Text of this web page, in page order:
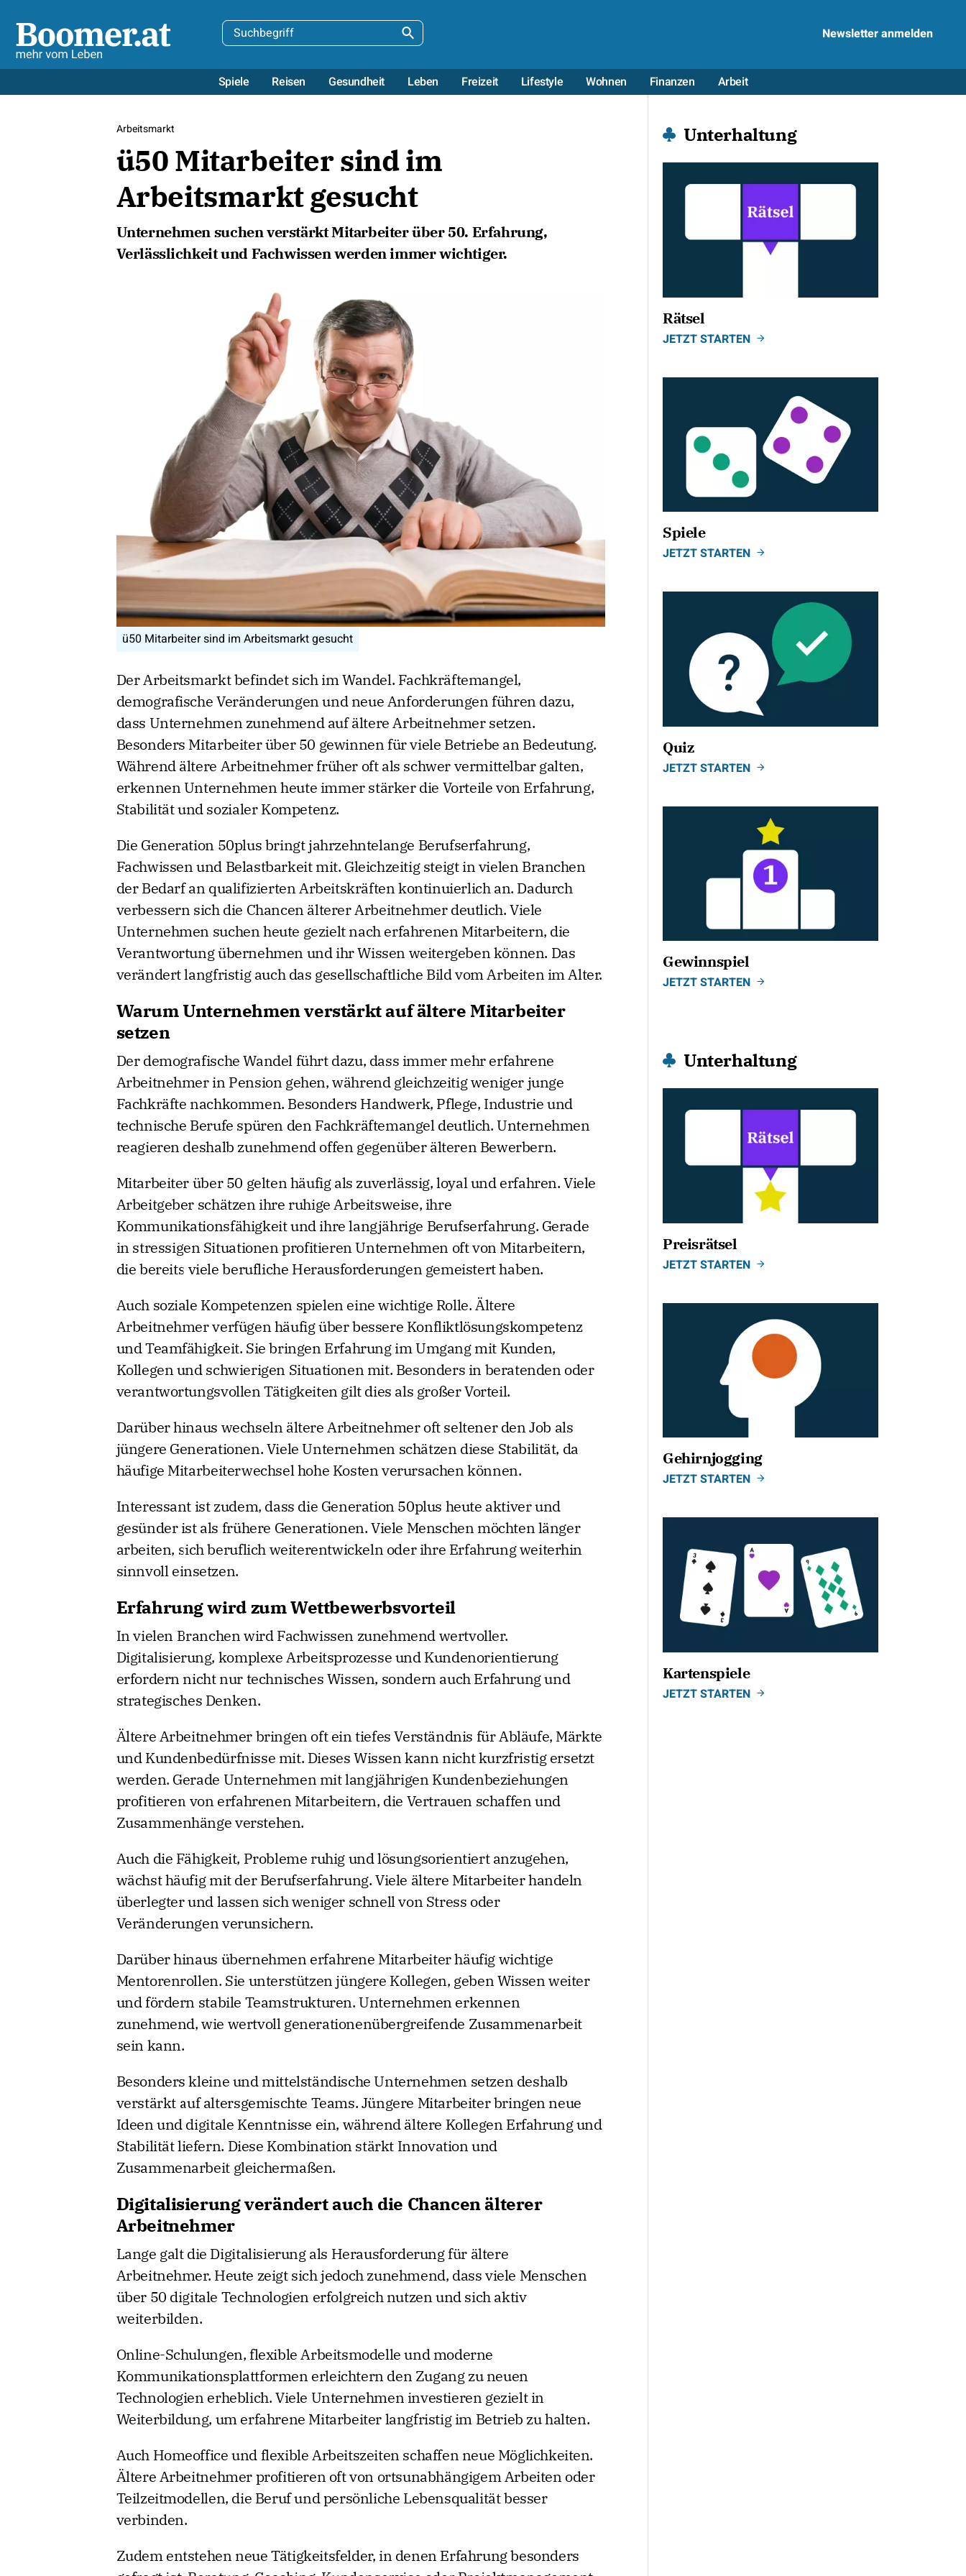
Newsletter anmelden
Spiele Reisen Gesundheit Leben Freizeit Lifestyle Wohnen Finanzen Arbeit
Arbeitsmarkt
ü50 Mitarbeiter sind im
Arbeitsmarkt gesucht
Unternehmen suchen verstärkt Mitarbeiter über 50. Erfahrung,
Verlässlichkeit und Fachwissen werden immer wichtiger.
ü50 Mitarbeiter sind im Arbeitsmarkt gesucht
Der Arbeitsmarkt befindet sich im Wandel. Fachkräftemangel,
demografische Veränderungen und neue Anforderungen führen dazu,
dass Unternehmen zunehmend auf ältere Arbeitnehmer setzen.
Besonders Mitarbeiter über 50 gewinnen für viele Betriebe an Bedeutung.
Während ältere Arbeitnehmer früher oft als schwer vermittelbar galten,
erkennen Unternehmen heute immer stärker die Vorteile von Erfahrung,
Stabilität und sozialer Kompetenz.
Die Generation 50plus bringt jahrzehntelange Berufserfahrung,
Fachwissen und Belastbarkeit mit. Gleichzeitig steigt in vielen Branchen
der Bedarf an qualifizierten Arbeitskräften kontinuierlich an. Dadurch
verbessern sich die Chancen älterer Arbeitnehmer deutlich. Viele
Unternehmen suchen heute gezielt nach erfahrenen Mitarbeitern, die
Verantwortung übernehmen und ihr Wissen weitergeben können. Das
verändert langfristig auch das gesellschaftliche Bild vom Arbeiten im Alter.
Warum Unternehmen verstärkt auf ältere Mitarbeiter
setzen
Der demografische Wandel führt dazu, dass immer mehr erfahrene
Arbeitnehmer in Pension gehen, während gleichzeitig weniger junge
Fachkräfte nachkommen. Besonders Handwerk, Pflege, Industrie und
technische Berufe spüren den Fachkräftemangel deutlich. Unternehmen
reagieren deshalb zunehmend offen gegenüber älteren Bewerbern.
Mitarbeiter über 50 gelten häufig als zuverlässig, loyal und erfahren. Viele
Arbeitgeber schätzen ihre ruhige Arbeitsweise, ihre
Kommunikationsfähigkeit und ihre langjährige Berufserfahrung. Gerade
in stressigen Situationen profitieren Unternehmen oft von Mitarbeitern,
die bereits viele berufliche Herausforderungen gemeistert haben.
Auch soziale Kompetenzen spielen eine wichtige Rolle. Ältere
Arbeitnehmer verfügen häufig über bessere Konfliktlösungskompetenz
und Teamfähigkeit. Sie bringen Erfahrung im Umgang mit Kunden,
Kollegen und schwierigen Situationen mit. Besonders in beratenden oder
verantwortungsvollen Tätigkeiten gilt dies als großer Vorteil.
Darüber hinaus wechseln ältere Arbeitnehmer oft seltener den Job als
jüngere Generationen. Viele Unternehmen schätzen diese Stabilität, da
häufige Mitarbeiterwechsel hohe Kosten verursachen können.
Interessant ist zudem, dass die Generation 50plus heute aktiver und
gesünder ist als frühere Generationen. Viele Menschen möchten länger
arbeiten, sich beruflich weiterentwickeln oder ihre Erfahrung weiterhin
sinnvoll einsetzen.
Erfahrung wird zum Wettbewerbsvorteil
In vielen Branchen wird Fachwissen zunehmend wertvoller.
Digitalisierung, komplexe Arbeitsprozesse und Kundenorientierung
erfordern nicht nur technisches Wissen, sondern auch Erfahrung und
strategisches Denken.
Ältere Arbeitnehmer bringen oft ein tiefes Verständnis für Abläufe, Märkte
und Kundenbedürfnisse mit. Dieses Wissen kann nicht kurzfristig ersetzt
werden. Gerade Unternehmen mit langjährigen Kundenbeziehungen
profitieren von erfahrenen Mitarbeitern, die Vertrauen schaffen und
Zusammenhänge verstehen.
Auch die Fähigkeit, Probleme ruhig und lösungsorientiert anzugehen,
wächst häufig mit der Berufserfahrung. Viele ältere Mitarbeiter handeln
überlegter und lassen sich weniger schnell von Stress oder
Veränderungen verunsichern.
Darüber hinaus übernehmen erfahrene Mitarbeiter häufig wichtige
Mentorenrollen. Sie unterstützen jüngere Kollegen, geben Wissen weiter
und fördern stabile Teamstrukturen. Unternehmen erkennen
zunehmend, wie wertvoll generationenübergreifende Zusammenarbeit
sein kann.
Besonders kleine und mittelständische Unternehmen setzen deshalb
verstärkt auf altersgemischte Teams. Jüngere Mitarbeiter bringen neue
Ideen und digitale Kenntnisse ein, während ältere Kollegen Erfahrung und
Stabilität liefern. Diese Kombination stärkt Innovation und
Zusammenarbeit gleichermaßen.
Digitalisierung verändert auch die Chancen älterer
Arbeitnehmer
Lange galt die Digitalisierung als Herausforderung für ältere
Arbeitnehmer. Heute zeigt sich jedoch zunehmend, dass viele Menschen
über 50 digitale Technologien erfolgreich nutzen und sich aktiv
weiterbilden.
Online-Schulungen, flexible Arbeitsmodelle und moderne
Kommunikationsplattformen erleichtern den Zugang zu neuen
Technologien erheblich. Viele Unternehmen investieren gezielt in
Weiterbildung, um erfahrene Mitarbeiter langfristig im Betrieb zu halten.
Auch Homeoffice und flexible Arbeitszeiten schaffen neue Möglichkeiten.
Ältere Arbeitnehmer profitieren oft von ortsunabhängigem Arbeiten oder
Teilzeitmodellen, die Beruf und persönliche Lebensqualität besser
verbinden.
Zudem entstehen neue Tätigkeitsfelder, in denen Erfahrung besonders
Unterhaltung
Rätsel
JETZT STARTEN
Spiele
JETZT STARTEN
Quiz
JETZT STARTEN
Gewinnspiel
JETZT STARTEN
Unterhaltung
Preisrätsel
JETZT STARTEN
Gehirnjogging
JETZT STARTEN
Kartenspiele
JETZT STARTEN